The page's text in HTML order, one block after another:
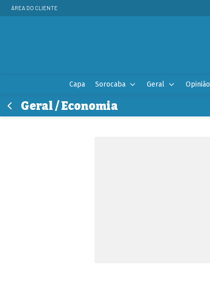
ÁREA DO CLIENTE
Capa Sorocaba Geral Opinião
Geral / Economia